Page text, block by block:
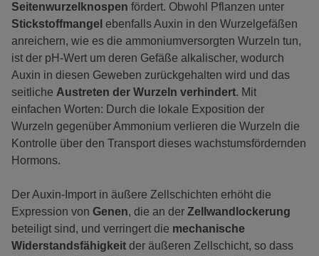
Seitenwurzelknospen fördert. Obwohl Pflanzen unter
Stickstoffmangel ebenfalls Auxin in den Wurzelgefäßen
anreichern, wie es die ammoniumversorgten Wurzeln tun,
ist der pH-Wert um deren Gefäße alkalischer, wodurch
Auxin in diesen Geweben zurückgehalten wird und das
seitliche Austreten der Wurzeln verhindert. Mit
einfachen Worten: Durch die lokale Exposition der
Wurzeln gegenüber Ammonium verlieren die Wurzeln die
Kontrolle über den Transport dieses wachstumsfördernden
Hormons.
Der Auxin-Import in äußere Zellschichten erhöht die
Expression von Genen, die an der Zellwandlockerung
beteiligt sind, und verringert die mechanische
Widerstandsfähigkeit der äußeren Zellschicht, so dass